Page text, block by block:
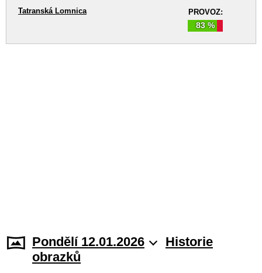
PROVOZ:
83 %
Tatranská Lomnica
Pondělí 12.01.2026
Historie
obrazků